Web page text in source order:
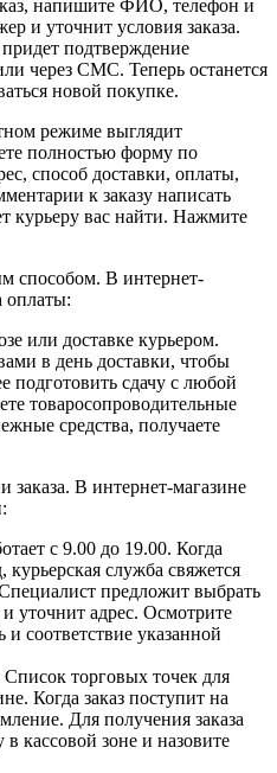
напишите ФИО, телефон и
и уточнит условия заказа.
придет подтверждение
через СМС. Теперь останется
новой покупке.
режиме выглядит
полностью форму по
способ доставки, оплаты,
к заказу написать
курьеру вас найти. Нажмите
способом. В интернет-
оплаты:
или доставке курьером.
в день доставки, чтобы
подготовить сдачу с любой
товаросопроводительные
средства, получаете
заказа. В интернет-магазине
с 9.00 до 19.00. Когда
курьерская служба свяжется
предложит выбрать
уточнит адрес. Осмотрите
и соответствие указанной
торговых точек для
Когда заказ поступит на
Для получения заказа
в кассовой зоне и назовите